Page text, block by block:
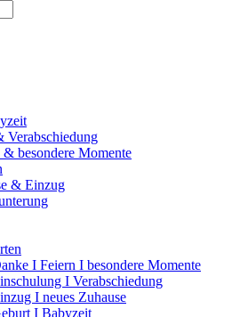
Verabschiedung
besondere Momente
& Einzug
I Feiern I besondere Momente
I Verabschiedung
I neues Zuhause
I Babyzeit